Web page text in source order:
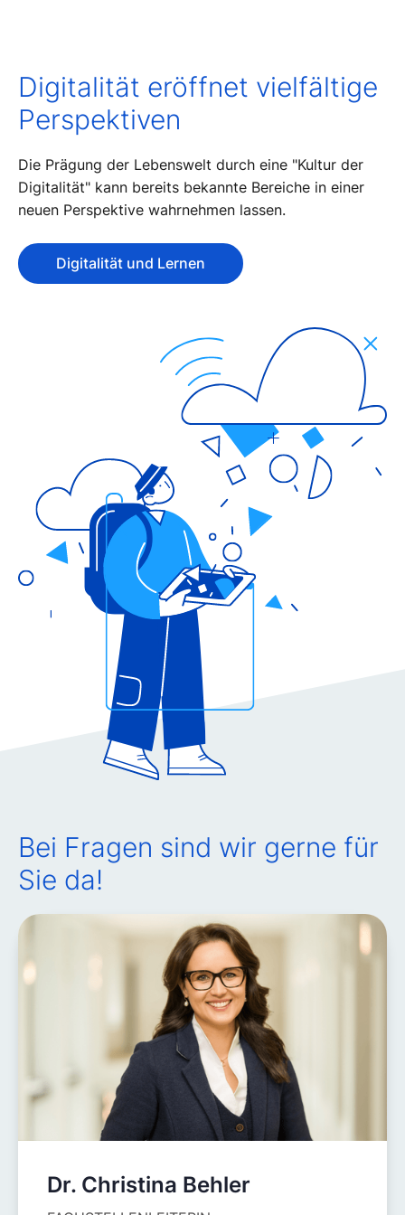
Digitalität eröffnet vielfältige
Perspektiven
Die Prägung der Lebenswelt durch eine "Kultur der
Digitalität" kann bereits bekannte Bereiche in einer
neuen Perspektive wahrnehmen lassen.
Digitalität und Lernen
Bei Fragen sind wir gerne für
Sie da!
Dr. Christina Behler